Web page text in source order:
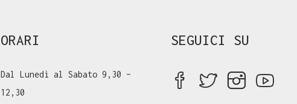
ORARI
Dal Lunedì al Sabato 9,30 –
12,30
SEGUICI SU